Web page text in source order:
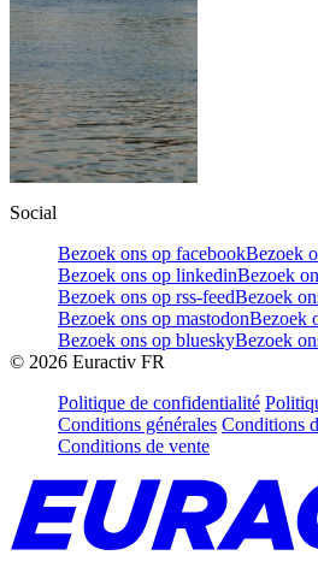
Social
Bezoek ons op facebookBezoek
Bezoek ons op linkedinBezoek
Bezoek ons op rss-feedBezoek
Bezoek ons op mastodonBezoek
Bezoek ons op blueskyBezoek
© 2026 Euractiv FR
Politique de confidentialité
Conditions générales Conditions
Conditions de vente